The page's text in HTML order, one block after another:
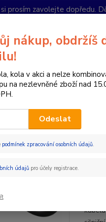
prosím zavolejte dopředu.
Hledat
PO-
ŘÍDÍTKA DEDA
nákup, obdržíš
kola v akci a nelze
na nezlevněné zboží nad
Odeslat
podmínek zpracování osobních údajů.
údajůpro účely registrace.